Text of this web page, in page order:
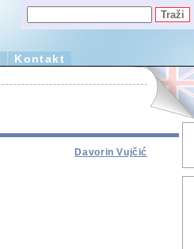
Kontakt
Davorin Vujčić